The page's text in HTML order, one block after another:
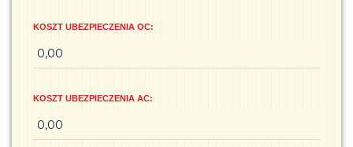
Z
T
O
KOSZT UBEZPIECZENIA OC:
KOSZT UBEZPIECZENIA AC: